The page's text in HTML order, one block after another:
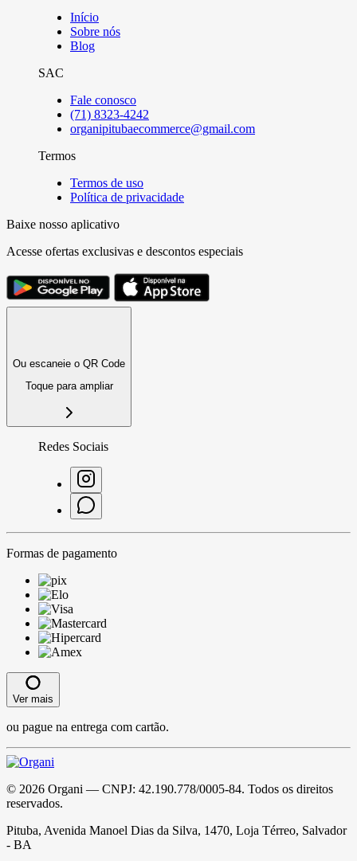
Início
Sobre nós
Blog
SAC
Fale conosco
(71) 8323-4242
organipitubaecommerce@gmail.com
Termos
Termos de uso
Política de privacidade
Baixe nosso aplicativo
Acesse ofertas exclusivas e descontos especiais
Ou escaneie o QR Code
Toque para ampliar
Redes Sociais
Formas de pagamento
Ver mais
ou pague na entrega com cartão.
© 2026 Organi — CNPJ: 42.190.778/0005-84. Todos os direitos
reservados.
Pituba, Avenida Manoel Dias da Silva, 1470, Loja Térreo, Salvador
- BA